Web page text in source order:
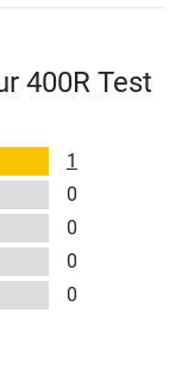
400R Test
1
0
0
0
0